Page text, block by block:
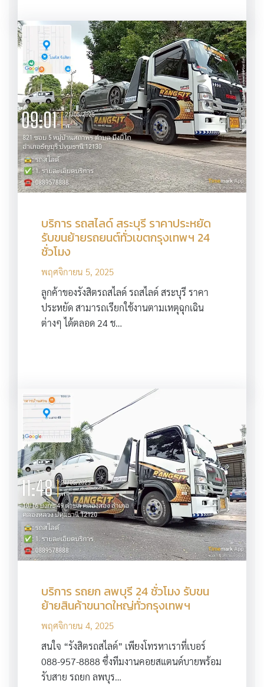
บริการ รถสไลด์ สระบุรี ราคาประหยัด
รับขนย้ายรถยนต์ทั่วเขตกรุงเทพฯ 24
ชั่วโมง
พฤศจิกายน 5, 2025
ลูกค้าของรังสิตรถสไลด์ รถสไลด์ สระบุรี ราคา
ประหยัด สามารถเรียกใช้งานตามเหตุฉุกเฉิน
ต่างๆ ได้ตลอด 24 ช…
บริการ รถยก ลพบุรี 24 ชั่วโมง รับขน
ย้ายสินค้าขนาดใหญ่ทั่วกรุงเทพฯ
พฤศจิกายน 4, 2025
สนใจ “รังสิตรถสไลด์” เพียงโทรหาเราที่เบอร์
088-957-8888 ซึ่งทีมงานคอยสแตนด์บายพร้อม
รับสาย รถยก ลพบุร…